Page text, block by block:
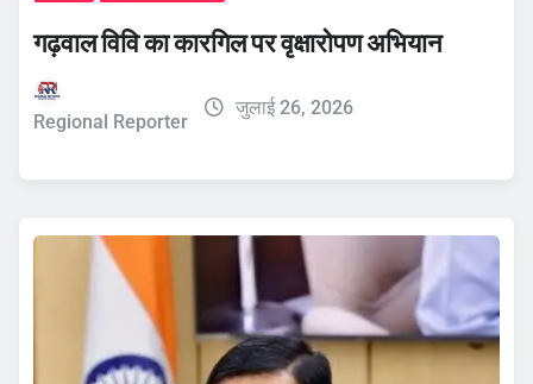
गढ़वाल विवि का कारगिल पर वृक्षारोपण अभियान
Regional Reporter
जुलाई 26, 2026